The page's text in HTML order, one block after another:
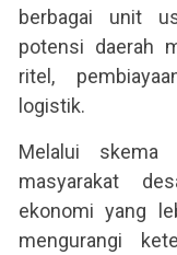
berbagai unit
potensi daerah
ritel,
logistik.
Melalui skema
masyarakat
ekonomi yang
mengurangi